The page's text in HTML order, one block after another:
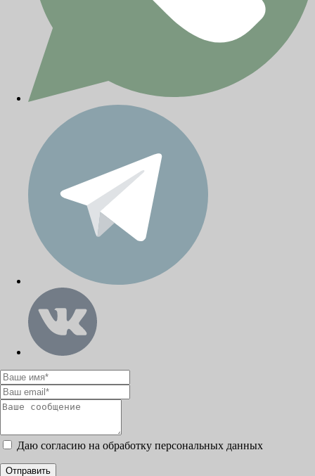
Даю согласию на обработку персональных данных
Отправить